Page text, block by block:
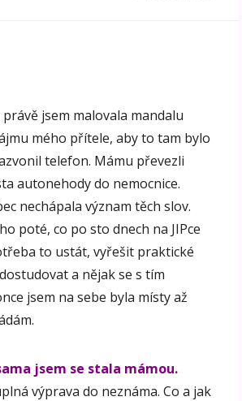
právě jsem malovala mandalu
mého přítele, aby to tam bylo
telefon. Mámu převezli
autonehody do nemocnice.
nechápala význam těch slov.
poté, co po sto dnech na JIPce
to ustát, vyřešit praktické
a nějak se s tím
jsem na sebe byla místy až
jsem se stala mámou.
výprava do neznáma. Co a jak